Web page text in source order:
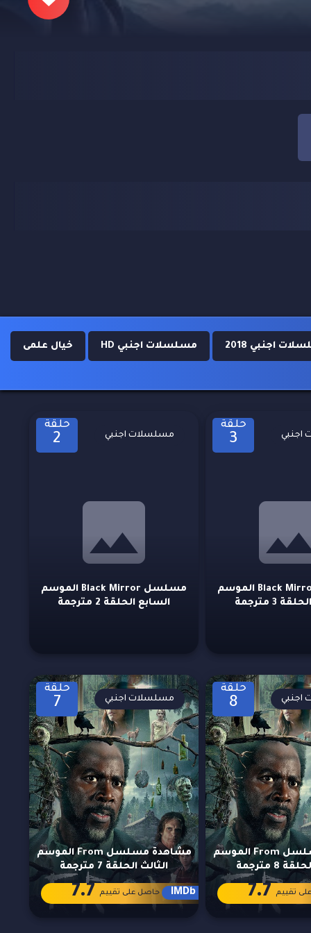
اجنبي 2018 مسلسلات اجنبي HD خيال علمى
حلقة
3
مسلسل Black Mirror الموسم
3 مترجمة
اجنبي
حلقة
2
مسلسل Black Mirror الموسم
السابع الحلقة 2 مترجمة
مسلسلات اجنبي
حلقة
8
مشاهدة مسلسل From الموسم
8 مترجمة
اجنبي
تقييم 7.7
حلقة
7
مشاهدة مسلسل From الموسم
الثالث الحلقة 7 مترجمة
مسلسلات اجنبي
IMDb حاصل على تقييم 7.7